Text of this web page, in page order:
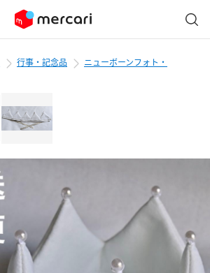
行事・記念品
ニューボーンフォト・